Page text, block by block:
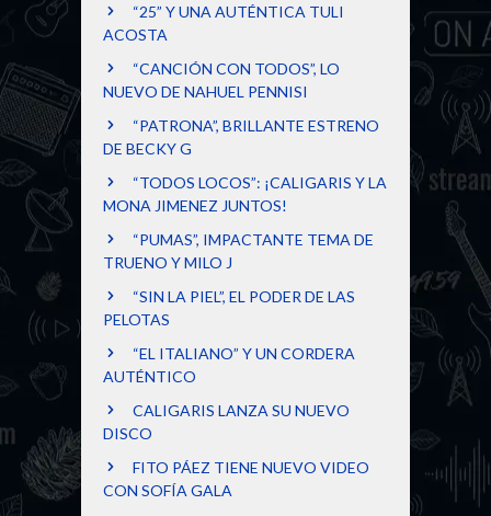
“25” Y UNA AUTÉNTICA TULI
ACOSTA
“CANCIÓN CON TODOS”, LO
NUEVO DE NAHUEL PENNISI
“PATRONA”, BRILLANTE ESTRENO
DE BECKY G
“TODOS LOCOS”: ¡CALIGARIS Y LA
MONA JIMENEZ JUNTOS!
“PUMAS”, IMPACTANTE TEMA DE
TRUENO Y MILO J
“SIN LA PIEL”, EL PODER DE LAS
PELOTAS
“EL ITALIANO” Y UN CORDERA
AUTÉNTICO
CALIGARIS LANZA SU NUEVO
DISCO
FITO PÁEZ TIENE NUEVO VIDEO
CON SOFÍA GALA